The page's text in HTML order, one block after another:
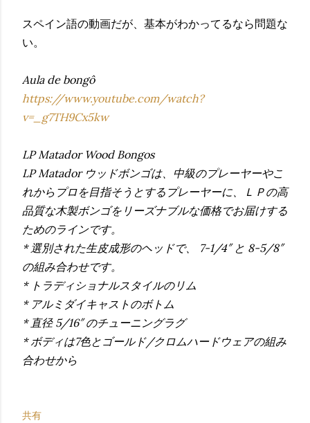
スペイン語の動画だが、基本がわかってるなら問題な
い。
Aula de bongô
https://www.youtube.com/watch?
v=_g7TH9Cx5kw
LP Matador Wood Bongos
LP Matador ウッドボンゴは、中級のプレーヤーやこ
れからプロを目指そうとするプレーヤーに、ＬＰの高
品質な木製ボンゴをリーズナブルな価格でお届けする
ためのラインです。
* 選別された生皮成形のヘッドで、 7-1/4″ と 8-5/8″
の組み合わせです。
* トラディショナルスタイルのリム
* アルミダイキャストのボトム
* 直径 5/16″ のチューニングラグ
* ボディは7色とゴールド/クロムハードウェアの組み
合わせから
共有